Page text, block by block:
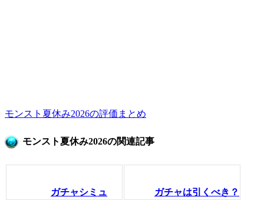
モンスト夏休み2026の評価まとめ
モンスト夏休み2026の関連記事
ガチャシミュ ガチャは引くべき？